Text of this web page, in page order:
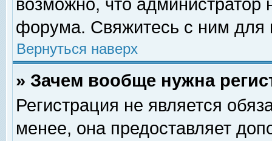
возможно, что
форума. Свяжитесь с ним для
Вернуться наверх
» Зачем вообще нужна
Регистрация не является
менее, она предоставляет